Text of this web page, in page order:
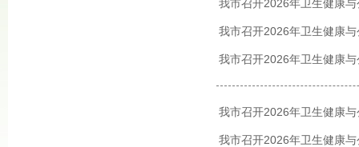
我市召开2026年卫生健康
我市召开2026年卫生健康
我市召开2026年卫生健康
我市召开2026年卫生健康
我市召开2026年卫生健康